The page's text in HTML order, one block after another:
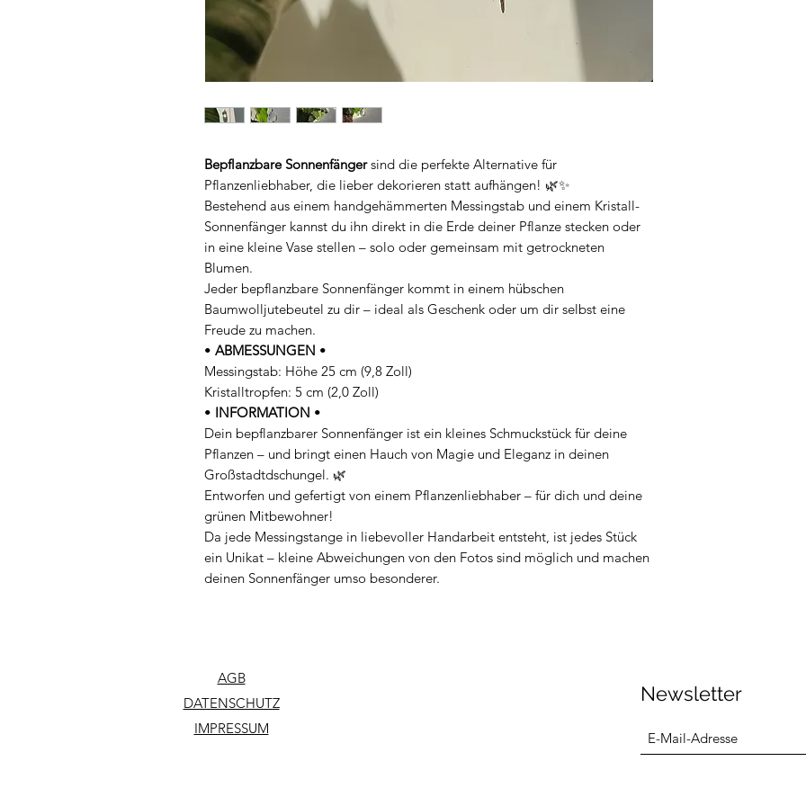
Bepflanzbare Sonnenfängersind die perfekte Alternative für
Pflanzenliebhaber, die lieber dekorieren statt aufhängen! 🌿✨
Bestehend aus einem handgehämmerten Messingstab und einem Kristall-
Sonnenfänger kannst du ihn direkt in die Erde deiner Pflanze stecken oder
in eine kleine Vase stellen – solo oder gemeinsam mit getrockneten
Blumen.
Jeder bepflanzbare Sonnenfänger kommt in einem hübschen
Baumwolljutebeutel zu dir – ideal als Geschenk oder um dir selbst eine
Freude zu machen.
• ABMESSUNGEN •
Messingstab: Höhe 25 cm (9,8 Zoll)
Kristalltropfen: 5 cm (2,0 Zoll)
• INFORMATION •
Dein bepflanzbarer Sonnenfänger ist ein kleines Schmuckstück für deine
Pflanzen – und bringt einen Hauch von Magie und Eleganz in deinen
Großstadtdschungel. 🌿
Entworfen und gefertigt von einem Pflanzenliebhaber – für dich und deine
grünen Mitbewohner!
Da jede Messingstange in liebevoller Handarbeit entsteht, ist jedes Stück
ein Unikat – kleine Abweichungen von den Fotos sind möglich und machen
deinen Sonnenfänger umso besonderer.
AGB
DATENSCHUTZ
IMPRESSUM
Newsletter